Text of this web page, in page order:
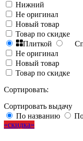
Нижний
Не оригинал
Новый товар
Товар по скидке
Плиткой
Не оригинал
Новый товар
Товар по скидке
Сортировать:
Сортировать выдачу
По названию
скидка